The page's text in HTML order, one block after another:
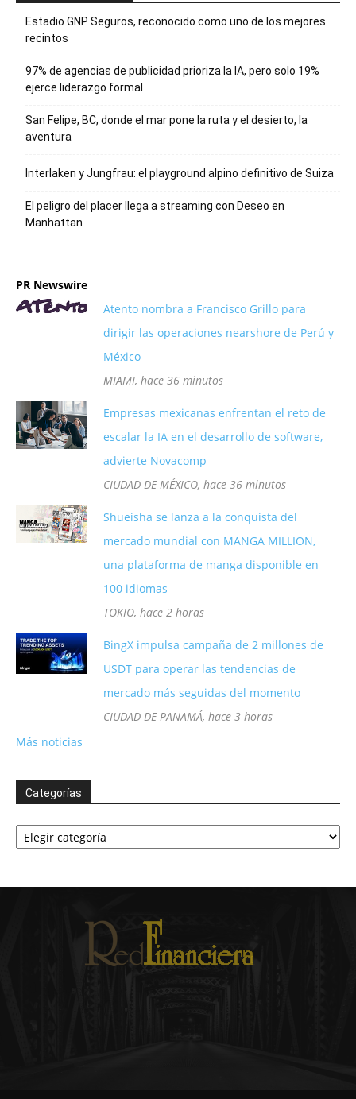
Estadio GNP Seguros, reconocido como uno de los mejores
recintos
97% de agencias de publicidad prioriza la IA, pero solo 19%
ejerce liderazgo formal
San Felipe, BC, donde el mar pone la ruta y el desierto, la
aventura
Interlaken y Jungfrau: el playground alpino definitivo de Suiza
El peligro del placer llega a streaming con Deseo en
Manhattan
PR Newswire
Atento nombra a Francisco Grillo para
dirigir las operaciones nearshore de Perú y
México
MIAMI, hace 36 minutos
Empresas mexicanas enfrentan el reto de
escalar la IA en el desarrollo de software,
advierte Novacomp
CIUDAD DE MÉXICO, hace 36 minutos
Shueisha se lanza a la conquista del
mercado mundial con MANGA MILLION,
una plataforma de manga disponible en
100 idiomas
TOKIO, hace 2 horas
BingX impulsa campaña de 2 millones de
USDT para operar las tendencias de
mercado más seguidas del momento
CIUDAD DE PANAMÁ, hace 3 horas
Más noticias
Categorías
Categorías